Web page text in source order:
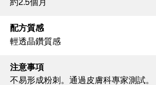
約2.5個月
配方質感
輕透晶鑽質感
注意事項
不易形成粉刺。通過皮膚科專家測試。